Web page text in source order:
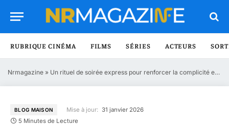
RUBRIQUE CINÉMA FILMS SÉRIES ACTEURS
Nrmagazine » Un rituel de soirée express pour renforcer la complicité en moins de 5 minutes
BLOG MAISON Mise à jour: 31 janvier 2026
5 Minutes de Lecture